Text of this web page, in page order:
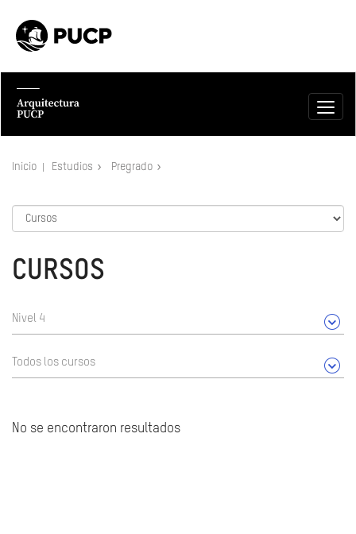
Inicio Estudios Pregrado
CURSOS
Nivel 4
Todos los cursos
No se encontraron resultados